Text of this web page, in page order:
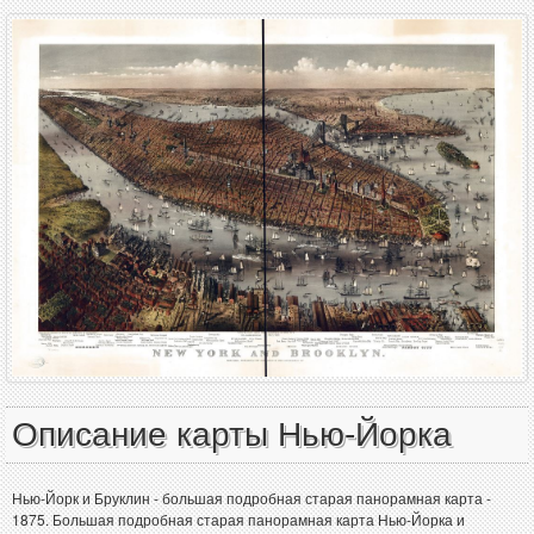
Описание карты Нью-Йорка
Нью-Йорк и Бруклин - большая подробная старая панорамная карта -
1875. Большая подробная старая панорамная карта Нью-Йорка и